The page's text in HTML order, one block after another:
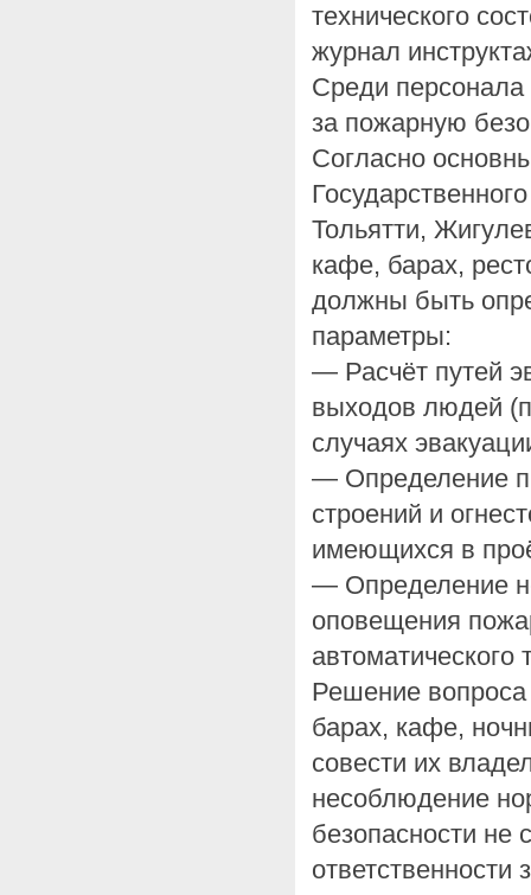
технического
журнал
Среди
за пожарную
Согласно
Тольятти,
кафе, барах,
должны быть
параметры:
— Расчёт путей
выходов людей
случаях
— Определение
строений и
имеющихся в
— Определение
оповещения
Решение вопроса
барах, кафе,
совести их
несоблюдение
безопасности не